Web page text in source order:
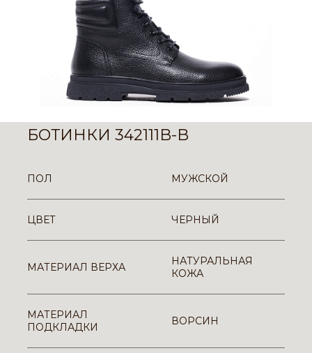
БОТИНКИ 342111B-B
ПОЛ МУЖСКОЙ
ЦВЕТ ЧЕРНЫЙ
МАТЕРИАЛ ВЕРХА
НАТУРАЛЬНАЯ
КОЖА
МАТЕРИАЛ
ПОДКЛАДКИ
ВОРСИН